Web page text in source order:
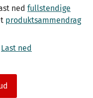
ned fullstendige
produktsammendrag
Last ned